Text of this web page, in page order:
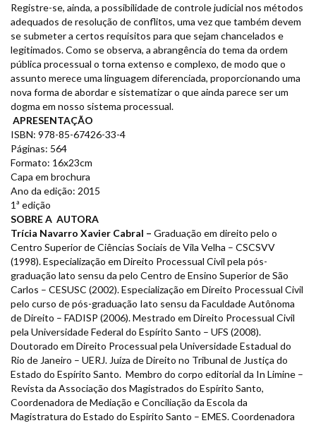
Registre-se, ainda, a possibilidade de controle judicial nos métodos
adequados de resolução de conflitos, uma vez que também devem
se submeter a certos requisitos para que sejam chancelados e
legitimados. Como se observa, a abrangência do tema da ordem
pública processual o torna extenso e complexo, de modo que o
assunto merece uma linguagem diferenciada, proporcionando uma
nova forma de abordar e sistematizar o que ainda parece ser um
dogma em nosso sistema processual.
APRESENTAÇÃO
ISBN: 978-85-67426-33-4
Páginas: 564
Formato: 16x23cm
Capa em brochura
Ano da edição: 2015
1ª edição
SOBRE A AUTORA
Trícia Navarro Xavier Cabral – Graduação em direito pelo o
Centro Superior de Ciências Sociais de Vila Velha – CSCSVV
(1998). Especialização em Direito Processual Civil pela pós-
graduação lato sensu da pelo Centro de Ensino Superior de São
Carlos – CESUSC (2002). Especialização em Direito Processual Civil
pelo curso de pós-graduação Iato sensu da Faculdade Autônoma
de Direito – FADISP (2006). Mestrado em Direito Processual Civil
pela Universidade Federal do Espírito Santo – UFS (2008).
Doutorado em Direito Processual pela Universidade Estadual do
Rio de Janeiro – UERJ. Juíza de Direito no Tribunal de Justiça do
Estado do Espírito Santo. Membro do corpo editorial da In Limine –
Revista da Associação dos Magistrados do Espírito Santo,
Coordenadora de Mediação e Conciliação da Escola da
Magistratura do Estado do Espirito Santo – EMES. Coordenadora